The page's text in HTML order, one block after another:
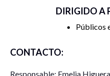
DIRIGIDO A
Públicos
CONTACTO:
Responsable: Emelia